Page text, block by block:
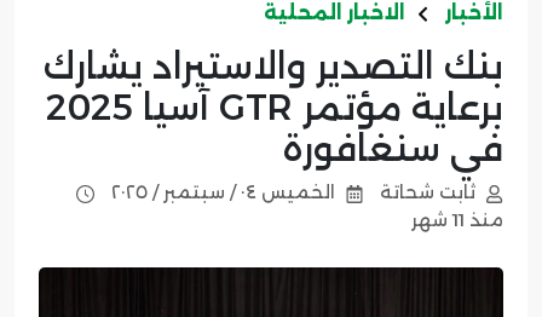
الأخبار الاخبار المحلية
بنك التصدير والاستيراد يشارك
برعاية مؤتمر GTR آسيا 2025
في سنغافورة
ثابت شحاتة
الخميس ٠٤ / سبتمبر / ٢٠٢٥
منذ 11 شهر